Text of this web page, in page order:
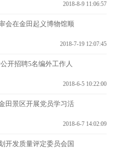
2018-8-9 11:06:57
会在金田起义博物馆顺
2018-7-19 12:07:45
开招聘5名编外工作人
2018-6-5 10:22:00
田景区开展党员学习活
2018-6-7 14:02:09
开发质量评定委员会国